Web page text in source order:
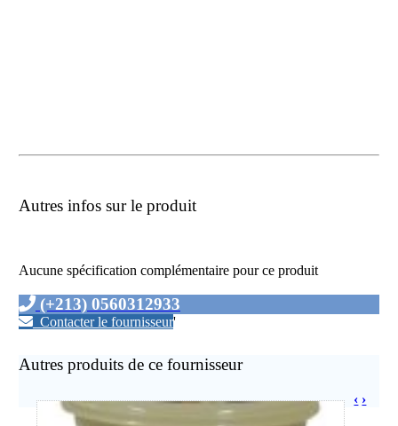
Autres infos sur le produit
Aucune spécification complémentaire pour ce produit
(+213) 0560312933
Contacter le fournisseur'
Autres produits de ce fournisseur
‹ ›